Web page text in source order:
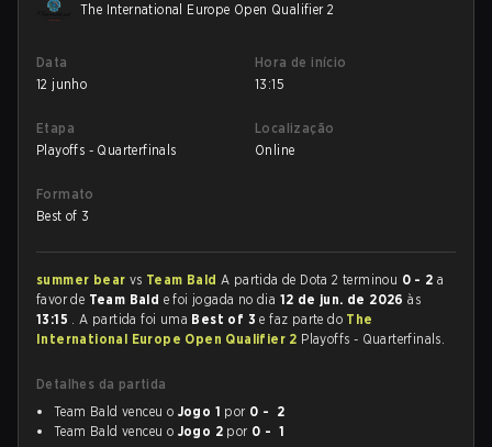
The International Europe Open Qualifier 2
Data
12 junho
Hora de início
13:15
Etapa
Playoffs - Quarterfinals
Localização
Online
Formato
Best of 3
summer bear vs Team BaldA partida de Dota 2 terminou 0 - 2 a
favor de Team Bald e foi jogada no dia 12 de jun. de 2026às
13:15 . A partida foi uma Best of 3e faz parte do The
International Europe Open Qualifier 2 Playoffs - Quarterfinals.
Detalhes da partida
Team Bald venceu o Jogo 1 por 0 - 2
Team Bald venceu o Jogo 2 por 0 - 1